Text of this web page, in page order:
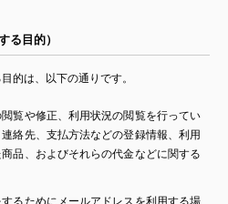
る目的）
的は、以下の通りです。
覧や修正、利用状況の閲覧を行ってい
絡先、支払方法などの登録情報、利用
品、およびそれらの代金などに関する
るためにメールアドレスを利用する場